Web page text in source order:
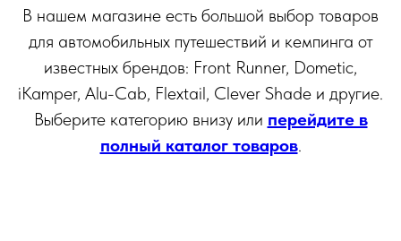
В нашем магазине есть большой выбор товаров
для автомобильных путешествий и кемпинга от
известных брендов: Front Runner, Dometic,
iKamper, Alu-Cab, Flextail, Clever Shade и другие.
Выберите категорию внизу или перейдите в
полный каталог товаров.